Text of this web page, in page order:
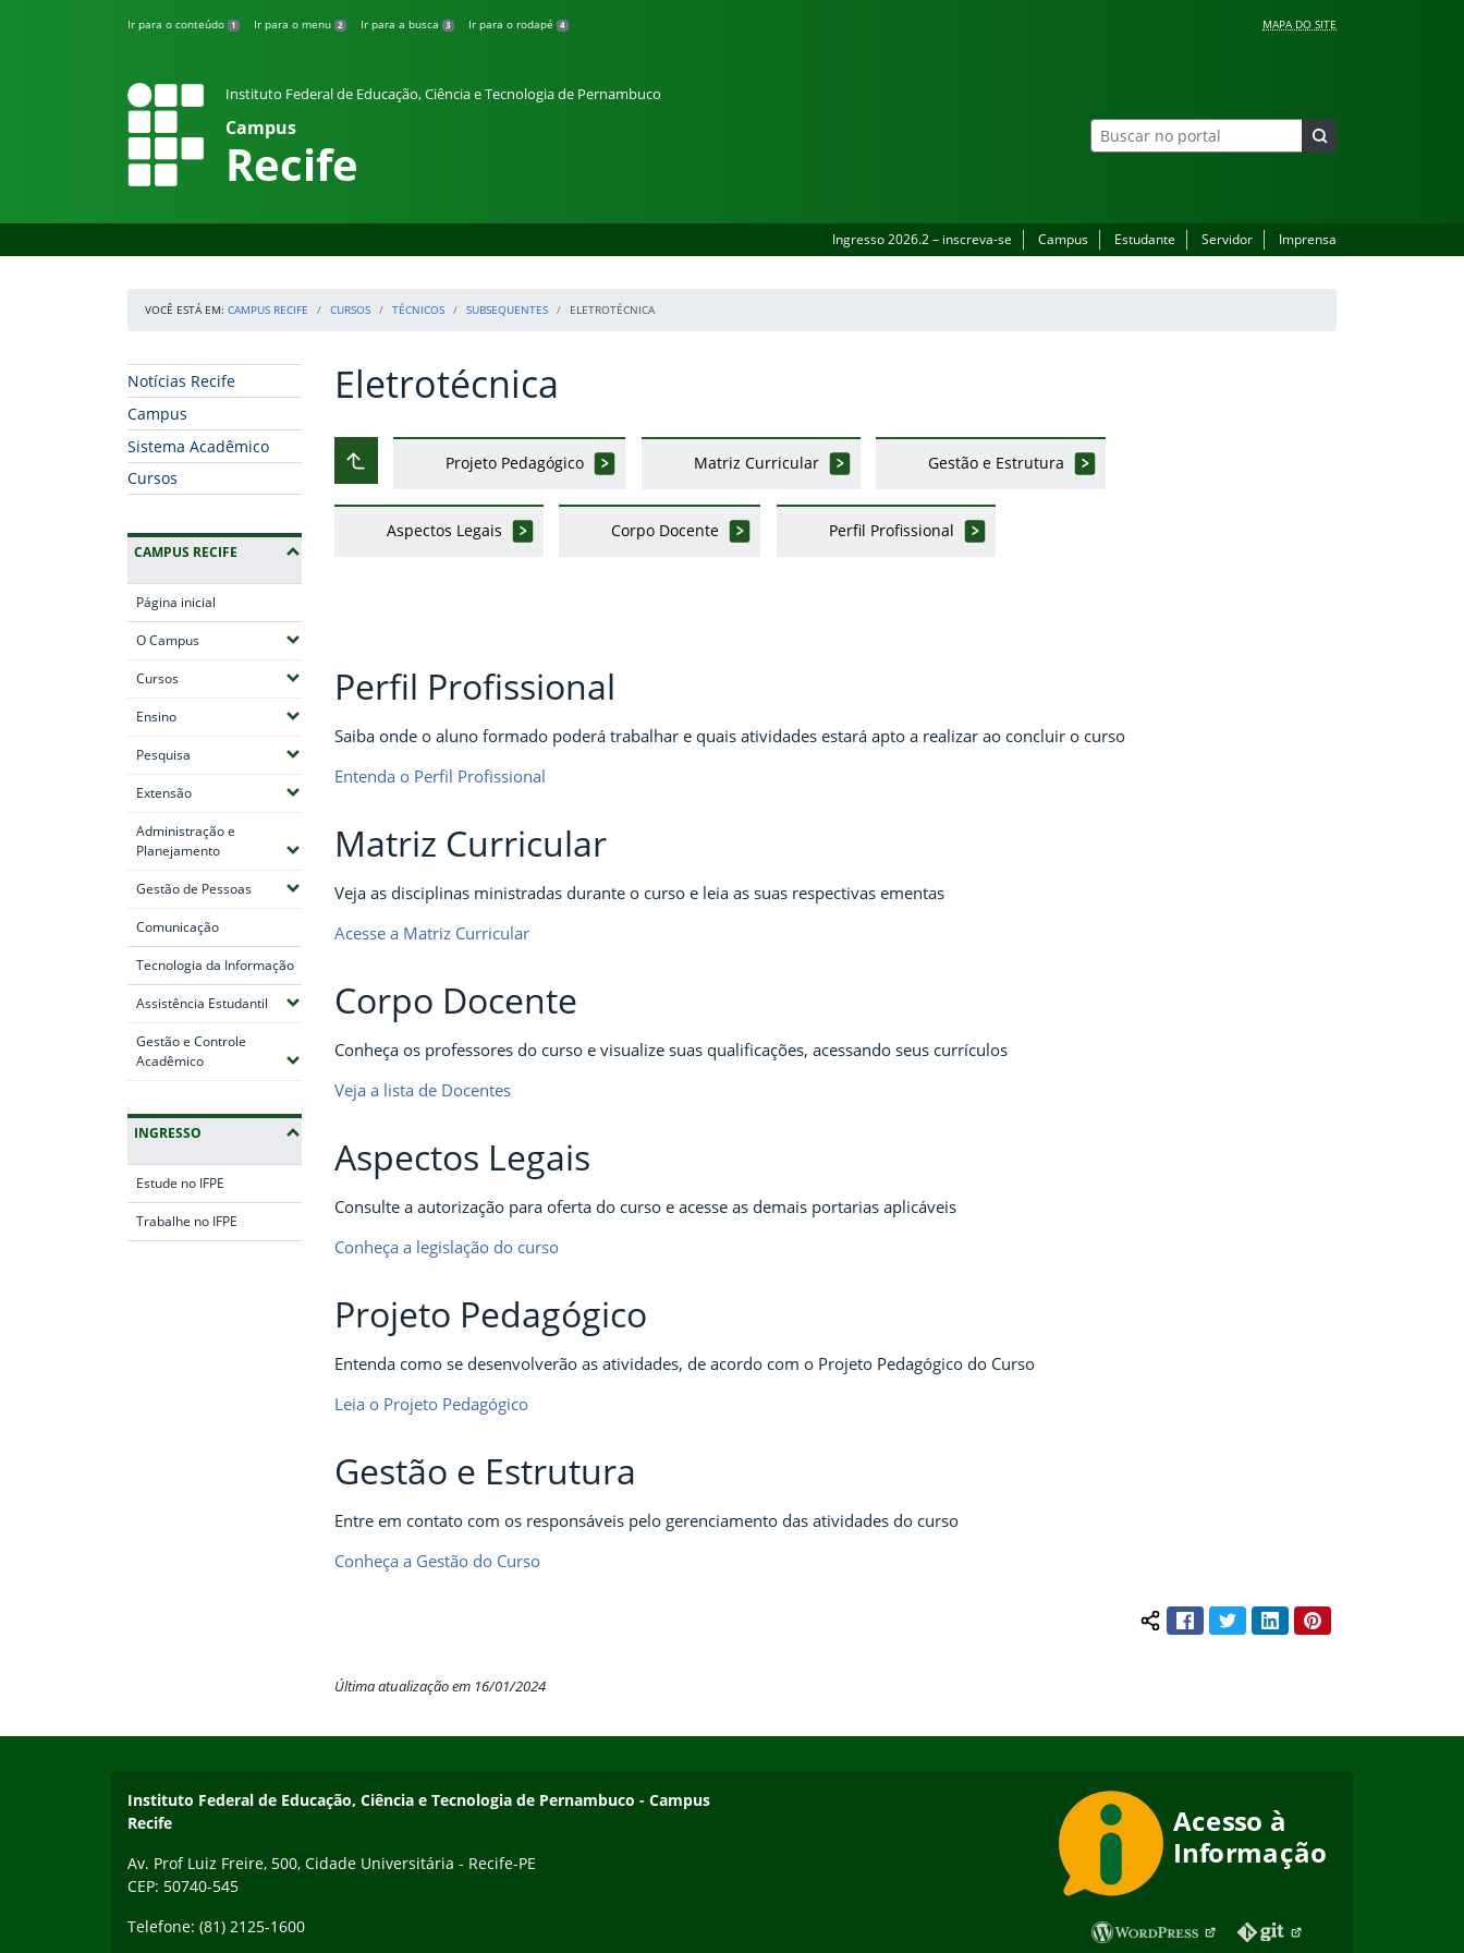
Ir para o conteúdo 1 Ir para o menu 2 Ir para a busca 3 Ir para o rodapé 4 MAPA DO SITE
Instituto Federal de Educação, Ciência e Tecnologia de Pernambuco
Campus
Recife
Ingresso 2026.2 – inscreva-se Campus Estudante Servidor Imprensa
VOCÊ ESTÁ EM: CAMPUS RECIFE CURSOS TÉCNICOS SUBSEQUENTES ELETROTÉCNICA
Início da navegação
Notícias Recife
Campus
Sistema Acadêmico
Cursos
CAMPUS RECIFE
Página inicial
O Campus(Expandir submenus)
Cursos(Expandir submenus)
Ensino(Expandir submenus)
Pesquisa (Expandir submenus)
Extensão(Expandir submenus)
Administração e
Planejamento(Expandir submenus)
Gestão de Pessoas(Expandir submenus)
Comunicação
Tecnologia da Informação
Assistência Estudantil (Expandir submenus)
Gestão e Controle
Acadêmico(Expandir submenus)
INGRESSO
Estude no IFPE
Trabalhe no IFPE
Início do conteúdo
Eletrotécnica
Subir ao nível anterior
Projeto Pedagógico Matriz Curricular Gestão e Estrutura
Aspectos Legais Corpo Docente Perfil Profissional
Perfil Profissional
Saiba onde o aluno formado poderá trabalhar e quais atividades estará apto a realizar ao concluir o curso
Entenda o Perfil Profissional
Matriz Curricular
Veja as disciplinas ministradas durante o curso e leia as suas respectivas ementas
Acesse a Matriz Curricular
Corpo Docente
Conheça os professores do curso e visualize suas qualificações, acessando seus currículos
Veja a lista de Docentes
Aspectos Legais
Consulte a autorização para oferta do curso e acesse as demais portarias aplicáveis
Conheça a legislação do curso
Projeto Pedagógico
Entenda como se desenvolverão as atividades, de acordo com o Projeto Pedagógico do Curso
Leia o Projeto Pedagógico
Gestão e Estrutura
Entre em contato com os responsáveis pelo gerenciamento das atividades do curso
Conheça a Gestão do Curso
Compartilhar conteúdo:
FacebookTwitterLinkedInPinterest
Última atualização em 16/01/2024
Instituto Federal de Educação, Ciência e Tecnologia de Pernambuco - Campus
Recife
Av. Prof Luiz Freire, 500, Cidade Universitária - Recife-PE
CEP: 50740-545
Telefone: (81) 2125-1600